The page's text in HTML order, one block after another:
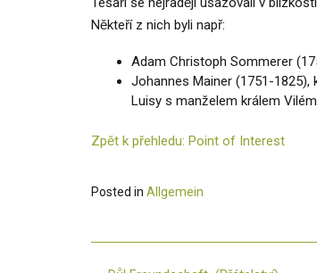
Někteří z nich byli např:
Adam Christoph Sommerer
Johannes Mainer (1751-1825),
Luisy s manželem králem
Zpět k přehledu: Point of Interest
Posted in Allgemein